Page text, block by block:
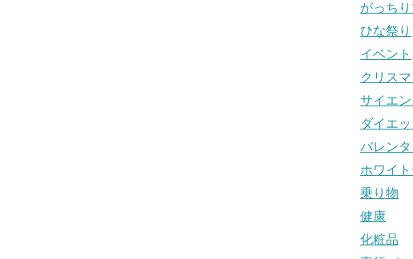
がっち
ひな祭り
イベント
クリスマ
サイエ
ダイエッ
バレン
ホワイ
乗り物
健康
化粧品